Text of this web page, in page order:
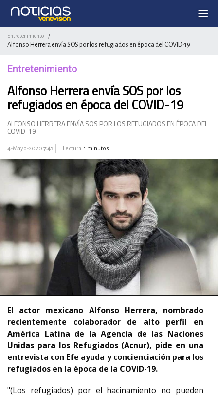
Entretenimiento /
Alfonso Herrera envía SOS por los refugiados en época del COVID-19
Entretenimiento
Alfonso Herrera envía SOS por los
refugiados en época del COVID-19
ALFONSO HERRERA ENVÍA SOS POR LOS REFUGIADOS EN ÉPOCA DEL
COVID-19
4-Mayo-2020 7:41 Lectura: 1 minutos
El actor mexicano Alfonso Herrera, nombrado
recientemente colaborador de alto perfil en
América Latina de la Agencia de las Naciones
Unidas para los Refugiados (Acnur), pide en una
entrevista con Efe ayuda y concienciación para los
refugiados en la época de la COVID-19.
"(Los refugiados) por el hacinamiento no pueden